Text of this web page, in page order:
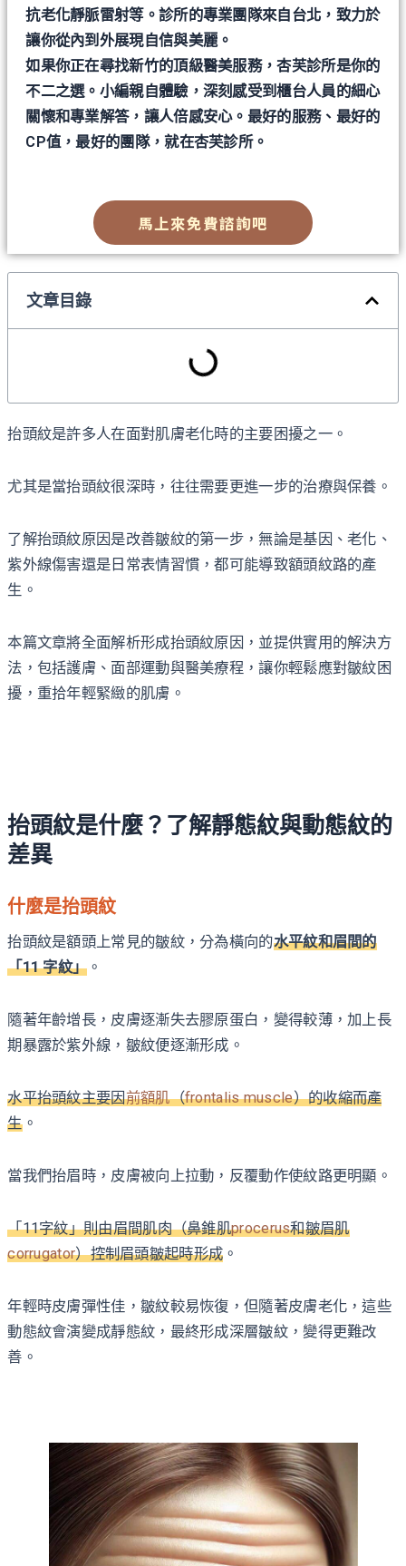
抗老化靜脈雷射等。診所的專業團隊來自台北，致力於
讓你從內到外展現自信與美麗。
如果你正在尋找新竹的頂級醫美服務，杏芙診所是你的
不二之選。小編親自體驗，深刻感受到櫃台人員的細心
關懷和專業解答，讓人倍感安心。最好的服務、最好的
CP值，最好的團隊，就在杏芙診所。
馬上來免費諮詢吧
文章目錄
抬頭紋是許多人在面對肌膚老化時的主要困擾之一。
尤其是當抬頭紋很深時，往往需要更進一步的治療與保養。
了解抬頭紋原因是改善皺紋的第一步，無論是基因、老化、
紫外線傷害還是日常表情習慣，都可能導致額頭紋路的產
生。
本篇文章將全面解析形成抬頭紋原因，並提供實用的解決方
法，包括護膚、面部運動與醫美療程，讓你輕鬆應對皺紋困
擾，重拾年輕緊緻的肌膚。
抬頭紋是什麼？了解靜態紋與動態紋的
差異
什麼是抬頭紋
抬頭紋是額頭上常見的皺紋，分為橫向的水平紋和眉間的
「11 字紋」 。
隨著年齡增長，皮膚逐漸失去膠原蛋白，變得較薄，加上長
期暴露於紫外線，皺紋便逐漸形成。
水平抬頭紋主要因前額肌（frontalis muscle）的收縮而產
生。
當我們抬眉時，皮膚被向上拉動，反覆動作使紋路更明顯。
「11字紋」則由眉間肌肉（鼻錐肌procerus和皺眉肌
corrugator）控制眉頭皺起時形成 。
年輕時皮膚彈性佳，皺紋較易恢復，但隨著皮膚老化，這些
動態紋會演變成靜態紋，最終形成深層皺紋，變得更難改
善。